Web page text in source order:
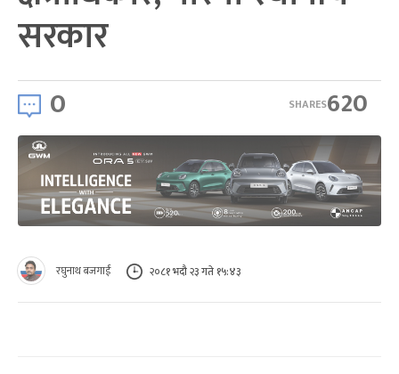
सरकार
0 620
SHARES
रघुनाथ बजगाईं २०८१ भदौ २३ गते १५:४३